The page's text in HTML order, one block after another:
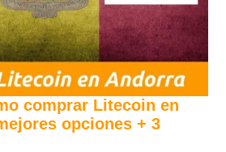
comprar Litecoin en
opciones + 3